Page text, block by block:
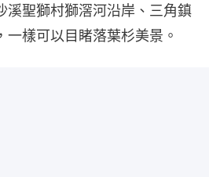
溪聖獅村獅滘河沿岸、三角鎮
樣可以目睹落葉杉美景。